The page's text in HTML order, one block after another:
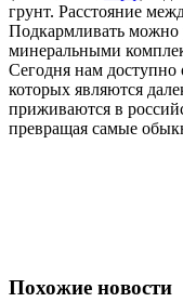
грунт. Расстояние
Подкармливать можно
минеральными
Сегодня нам доступно
которых являются
приживаются в
превращая самые
Похожие новости